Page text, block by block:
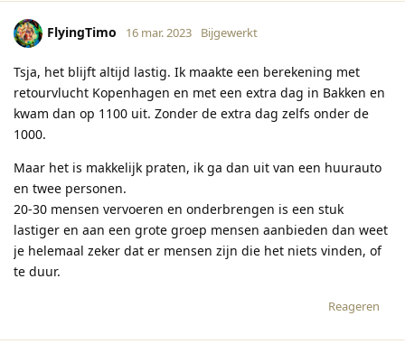
FlyingTimo 16 mar. 2023 Bijgewerkt
Tsja, het blijft altijd lastig. Ik maakte een berekening met
retourvlucht Kopenhagen en met een extra dag in Bakken en
kwam dan op 1100 uit. Zonder de extra dag zelfs onder de
1000.
Maar het is makkelijk praten, ik ga dan uit van een huurauto
en twee personen.
20-30 mensen vervoeren en onderbrengen is een stuk
lastiger en aan een grote groep mensen aanbieden dan weet
je helemaal zeker dat er mensen zijn die het niets vinden, of
te duur.
Reageren